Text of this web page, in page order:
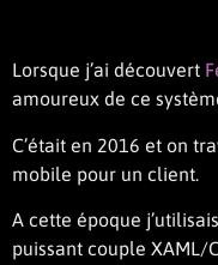
Lorsque j’ai découvert
amoureux de ce
C’était en 2016 et on
mobile pour un client.
A cette époque
puissant couple XAML/